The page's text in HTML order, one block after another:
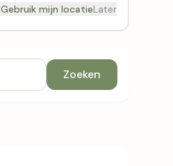
Gebruik mijn locatieLater
Zoeken